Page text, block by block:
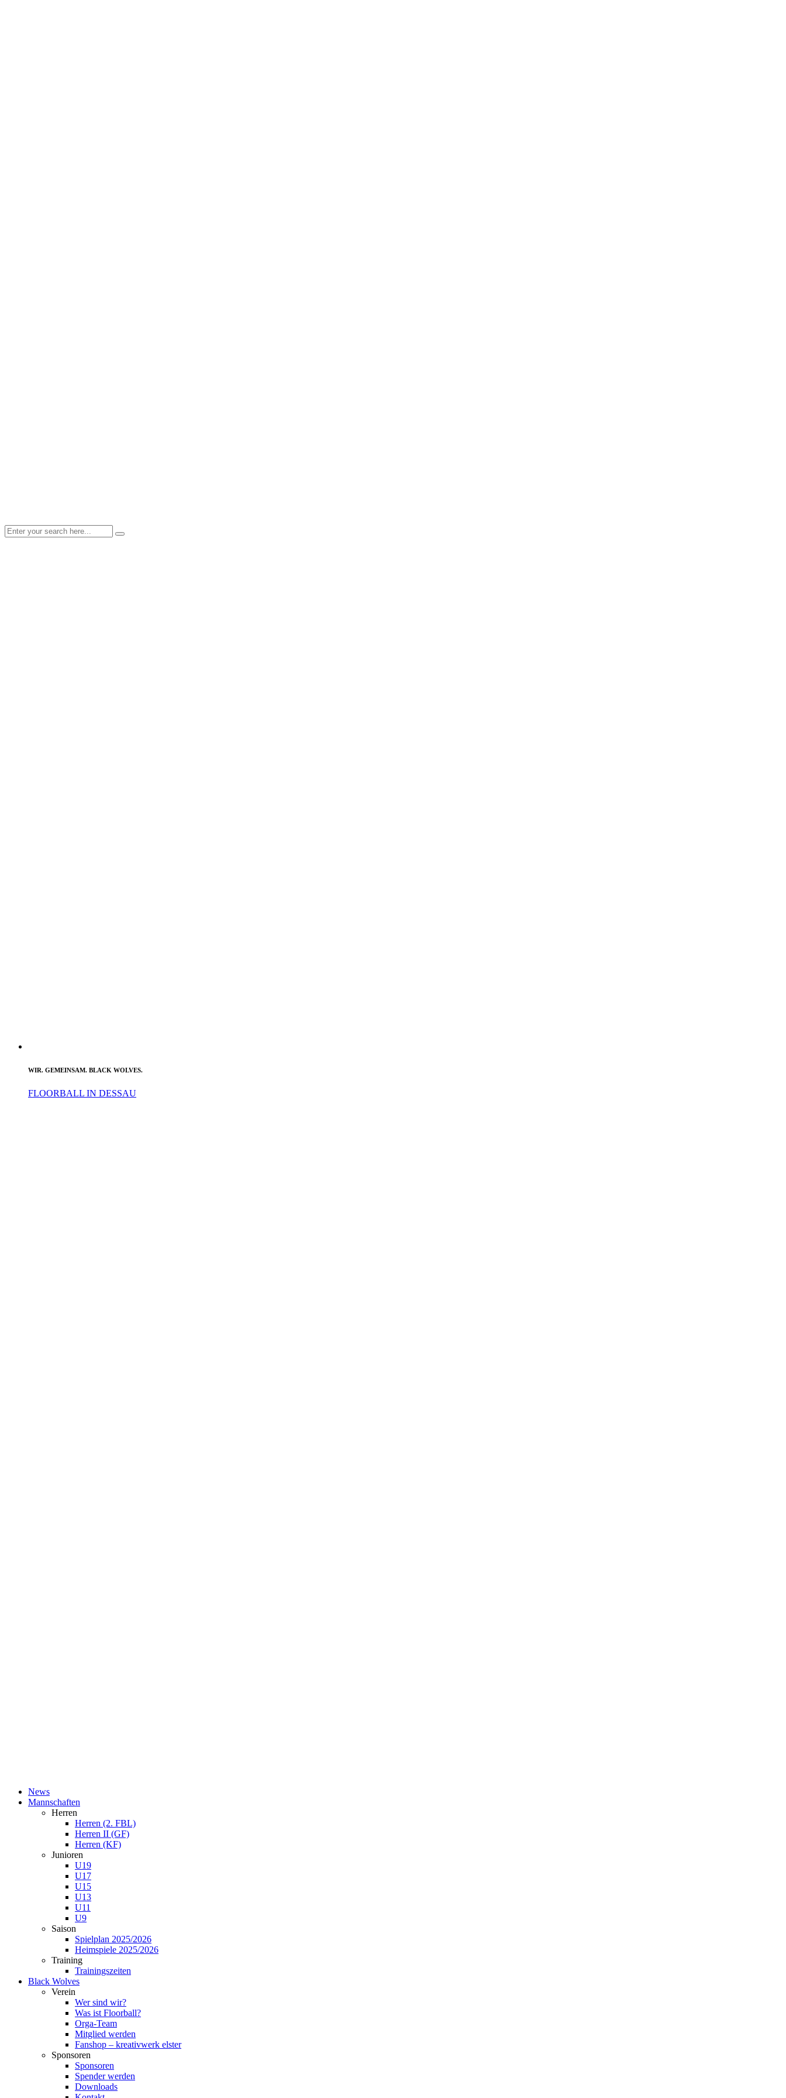
WIR. GEMEINSAM. BLACK WOLVES.
FLOORBALL IN DESSAU
News
Mannschaften
Herren
Herren (2. FBL)
Herren II (GF)
Herren (KF)
Junioren
U19
U17
U15
U13
U11
U9
Saison
Spielplan 2025/2026
Heimspiele 2025/2026
Training
Trainingszeiten
Black Wolves
Verein
Wer sind wir?
Was ist Floorball?
Orga-Team
Mitglied werden
Fanshop – kreativwerk elster
Sponsoren
Sponsoren
Spender werden
Downloads